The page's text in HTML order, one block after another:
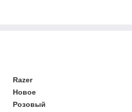
Razer
Новое
Розовый